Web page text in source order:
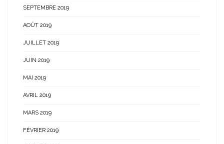
SEPTEMBRE 2019
AOÛT 2019
JUILLET 2019
JUIN 2019
MAI 2019
AVRIL 2019
MARS 2019
FÉVRIER 2019